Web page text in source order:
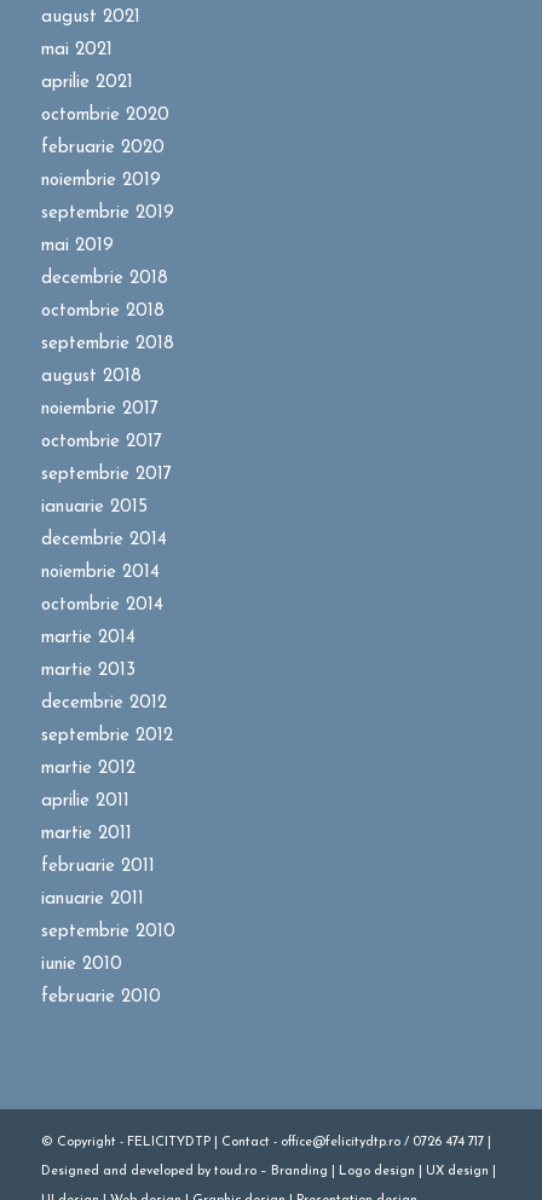
august 2021
mai 2021
aprilie 2021
octombrie 2020
februarie 2020
noiembrie 2019
septembrie 2019
mai 2019
decembrie 2018
octombrie 2018
septembrie 2018
august 2018
noiembrie 2017
octombrie 2017
septembrie 2017
ianuarie 2015
decembrie 2014
noiembrie 2014
octombrie 2014
martie 2014
martie 2013
decembrie 2012
septembrie 2012
martie 2012
aprilie 2011
martie 2011
februarie 2011
ianuarie 2011
septembrie 2010
iunie 2010
februarie 2010
© Copyright - FELICITYDTP | Contact - office@felicitydtp.ro / 0726 474 717 |
Designed and developed by toud.ro– Branding Logo design UX design